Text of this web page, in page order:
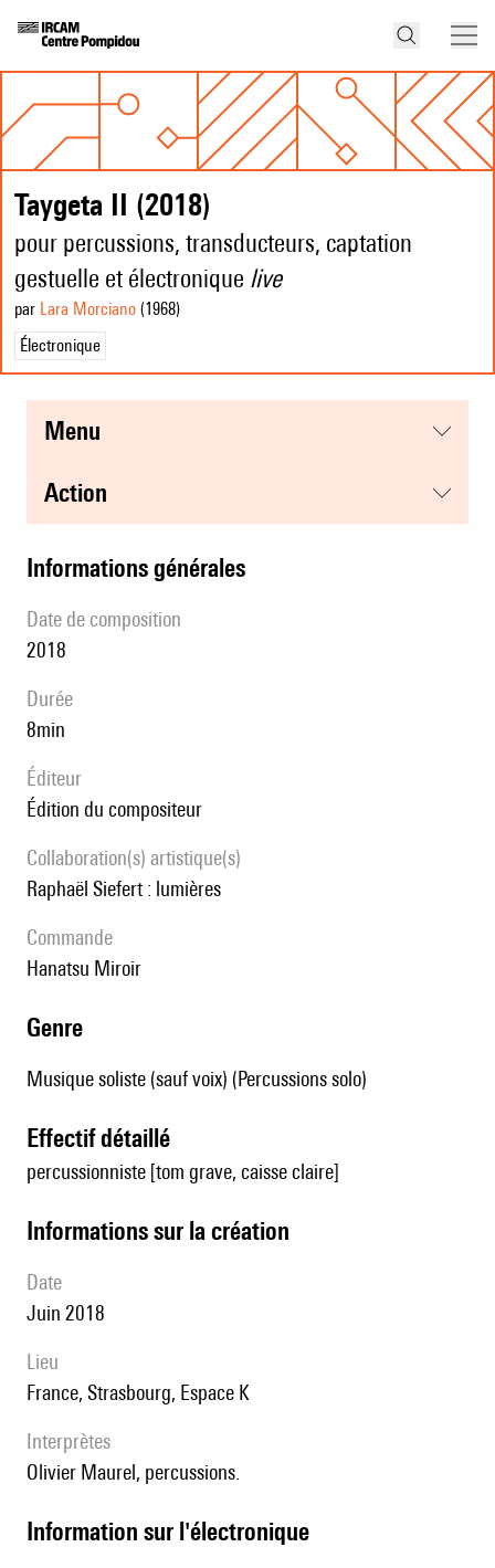
Taygeta II (2018)
pour percussions, transducteurs, captation
gestuelle et électronique live
par Lara Morciano (1968)
Électronique
menu
action
informations générales
date de composition
2018
durée
8min
éditeur
édition du compositeur
Collaboration(s) artistique(s)
Raphaël Siefert : lumières
Commande
Hanatsu Miroir
genre
Musique soliste (sauf voix) (Percussions solo)
effectif détaillé
percussionniste [tom grave, caisse claire]
informations sur la création
date
Juin 2018
lieu
France, Strasbourg, Espace K
interprètes
Olivier Maurel, percussions.
Information sur l'électronique